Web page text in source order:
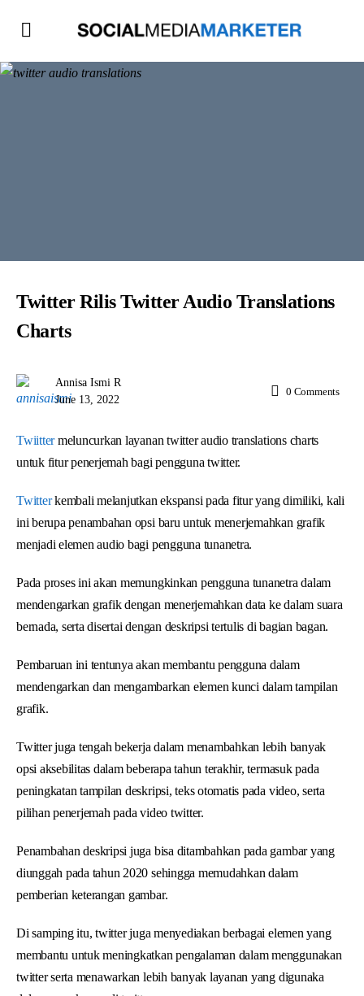
Twitter Rilis Twitter Audio Translations
Charts
Annisa Ismi R
June 13, 2022
0 Comments
Twiittermeluncurkan layanan twitter audio translations charts
untuk fitur penerjemah bagi pengguna twitter.
Twitterkembali melanjutkan ekspansi pada fitur yang dimiliki, kali
ini berupa penambahan opsi baru untuk menerjemahkan grafik
menjadi elemen audio bagi pengguna tunanetra.
Pada proses ini akan memungkinkan pengguna tunanetra dalam
mendengarkan grafik dengan menerjemahkan data ke dalam suara
bernada, serta disertai dengan deskripsi tertulis di bagian bagan.
Pembaruan ini tentunya akan membantu pengguna dalam
mendengarkan dan mengambarkan elemen kunci dalam tampilan
grafik.
Twitter juga tengah bekerja dalam menambahkan lebih banyak
opsi aksebilitas dalam beberapa tahun terakhir, termasuk pada
peningkatan tampilan deskripsi, teks otomatis pada video, serta
pilihan penerjemah pada video twitter.
Penambahan deskripsi juga bisa ditambahkan pada gambar yang
diunggah pada tahun 2020 sehingga memudahkan dalam
pemberian keterangan gambar.
Di samping itu, twitter juga menyediakan berbagai elemen yang
membantu untuk meningkatkan pengalaman dalam menggunakan
twitter serta menawarkan lebih banyak layanan yang digunaka